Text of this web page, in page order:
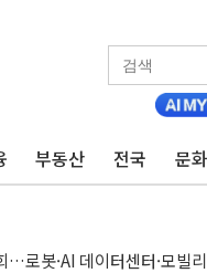
부동산 전국 문
상승… "2분기 기업 순이익
토 회원국 공격 검토… 거짓
큐·도어대시↑ VS 샌디스